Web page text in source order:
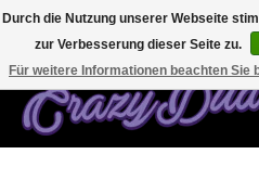
Kostenfreier Versand für Bestellungen ab
Durch die Nutzung unserer Webseite
zur Verbesserung dieser Seite zu.
Für weitere Informationen beachten